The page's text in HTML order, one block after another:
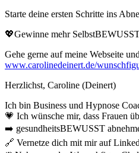
Starte deine ersten Schritte ins
💖Gewinne mehr
Gehe gerne auf meine Webseite
www.carolinedeinert.de/
Herzlichst, Caroline (Deinert)
Ich bin Business und Hypnose
💗 Ich wünsche mir, dass Frauen
➡️ gesundheitsBEWUSST
🔗 Vernetze dich mit mir auf